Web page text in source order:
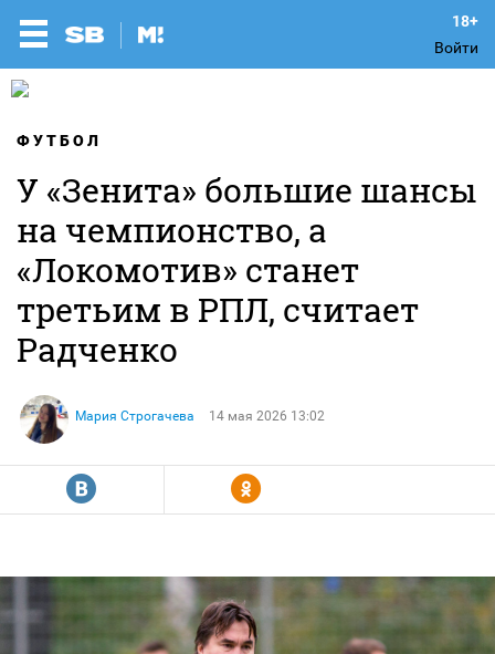
Войти
ФУТБОЛ
У «Зенита» большие шансы
на чемпионство, а
«Локомотив» станет
третьим в РПЛ, считает
Радченко
Мария Строгачева 14 мая 2026 13:02
R Y